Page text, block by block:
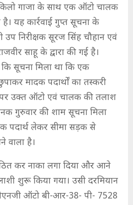
गाजा के साथ एक ऑटो चालक
है। यह कार्रवाई गुप्त सूचना के
उप निरीक्षक सूरज सिंह चौहान एवं
साहू के द्वारा की गई है।
कि सूचना मिला था कि एक
मादक पदार्थों का तस्करी
उक्त ऑटो एवं चालक की तलाश
गुरुवार की शाम सूचना मिला
पदार्थ लेकर सीमा सड़क से
वाला है।
कर नाका लगा दिया और आने
शुरू किया गया। उसी दरमियान
ऑटो बी-आर-38- पी- 7528